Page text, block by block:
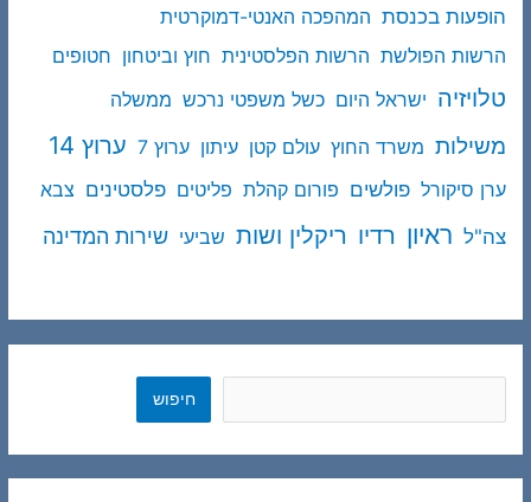
הופעות בכנסת
המהפכה האנטי-דמוקרטית
הרשות הפולשת
הרשות הפלסטינית חוץ וביטחון חטופים
טלויזיה ישראל היום כשל משפטי נרכש ממשלה
משילות משרד החוץ עולם קטן עיתון ערוץ 7 ערוץ 14
ערן סיקורל פולשים פורום קהלת פליטים פלסטינים צבא
צה"ל ראיון רדיו ריקלין ושות שביעי שירות המדינה
חיפוש